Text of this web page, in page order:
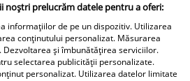
stârnit valuri și valuri de
reacții: "M-a atins mai
tare decât mi-ar fi
plăcut să cred. Nu mi-a
noștri prelucrăm datele pentru a oferi:
informațiilor de pe un dispozitiv. Utilizarea
conținutului personalizat. Măsurarea
și îmbunătățirea serviciilor.
selectarea publicității personalizate.
personalizat. Utilizarea datelor limitate